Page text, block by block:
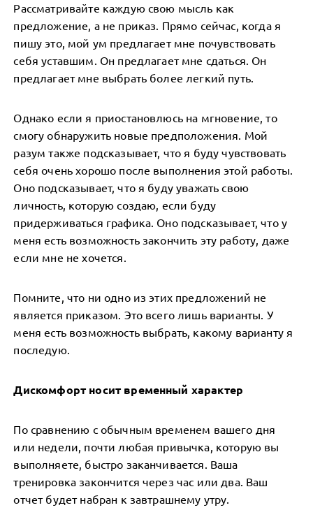
Рассматривайте каждую свою мысль как
предложение, а не приказ. Прямо сейчас, когда я
пишу это, мой ум предлагает мне почувствовать
себя уставшим. Он предлагает мне сдаться. Он
предлагает мне выбрать более легкий путь.
Однако если я приостановлюсь на мгновение, то
смогу обнаружить новые предположения. Мой
разум также подсказывает, что я буду чувствовать
себя очень хорошо после выполнения этой работы.
Оно подсказывает, что я буду уважать свою
личность, которую создаю, если буду
придерживаться графика. Оно подсказывает, что у
меня есть возможность закончить эту работу, даже
если мне не хочется.
Помните, что ни одно из этих предложений не
является приказом. Это всего лишь варианты. У
меня есть возможность выбрать, какому варианту я
последую.
Дискомфорт носит временный характер
По сравнению с обычным временем вашего дня
или недели, почти любая привычка, которую вы
выполняете, быстро заканчивается. Ваша
тренировка закончится через час или два. Ваш
отчет будет набран к завтрашнему утру.